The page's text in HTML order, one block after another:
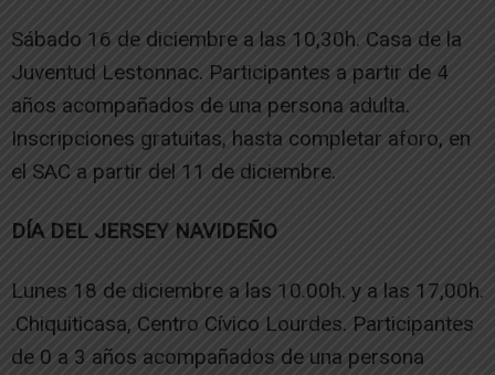
Sábado 16 de diciembre a las 10,30h. Casa de la
Juventud Lestonnac. Participantes a partir de 4
años acompañados de una persona adulta.
Inscripciones gratuitas, hasta completar aforo, en
el SAC a partir del 11 de diciembre.
DÍA DEL JERSEY NAVIDEÑO
Lunes 18 de diciembre a las 10.00h. y a las 17,00h.
.Chiquiticasa, Centro Cívico Lourdes. Participantes
de 0 a 3 años acompañados de una persona